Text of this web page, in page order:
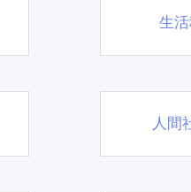
生
人間